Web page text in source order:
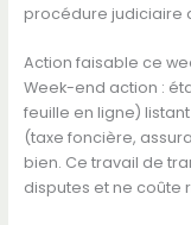
procédure judiciaire
Action faisable ce
Week-end action :
feuille en ligne)
(taxe foncière,
bien. Ce travail de
disputes et ne coûte